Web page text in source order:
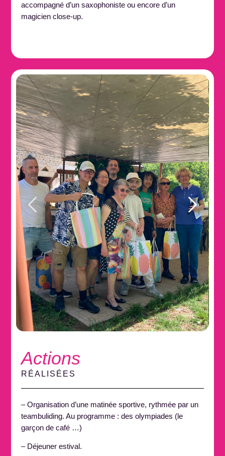
accompagné d’un saxophoniste ou encore d’un
magicien close-up.
Actions
RÉALISÉES
– Organisation d’une matinée sportive, rythmée par un
teambuliding. Au programme : des olympiades (le
garçon de café …)
– Déjeuner estival.